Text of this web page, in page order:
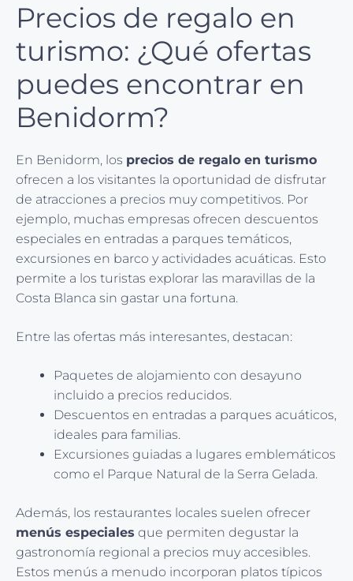
Precios de regalo en
turismo: ¿Qué ofertas
puedes encontrar en
Benidorm?
En Benidorm, los precios de regalo en turismo
ofrecen a los visitantes la oportunidad de disfrutar
de atracciones a precios muy competitivos. Por
ejemplo, muchas empresas ofrecen descuentos
especiales en entradas a parques temáticos,
excursiones en barco y actividades acuáticas. Esto
permite a los turistas explorar las maravillas de la
Costa Blanca sin gastar una fortuna.
Entre las ofertas más interesantes, destacan:
Paquetes de alojamiento con desayuno
incluido a precios reducidos.
Descuentos en entradas a parques acuáticos,
ideales para familias.
Excursiones guiadas a lugares emblemáticos
como el Parque Natural de la Serra Gelada.
Además, los restaurantes locales suelen ofrecer
menús especiales que permiten degustar la
gastronomía regional a precios muy accesibles.
Estos menús a menudo incorporan platos típicos